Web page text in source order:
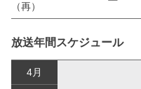
（再）
放送年間スケジュール
4月